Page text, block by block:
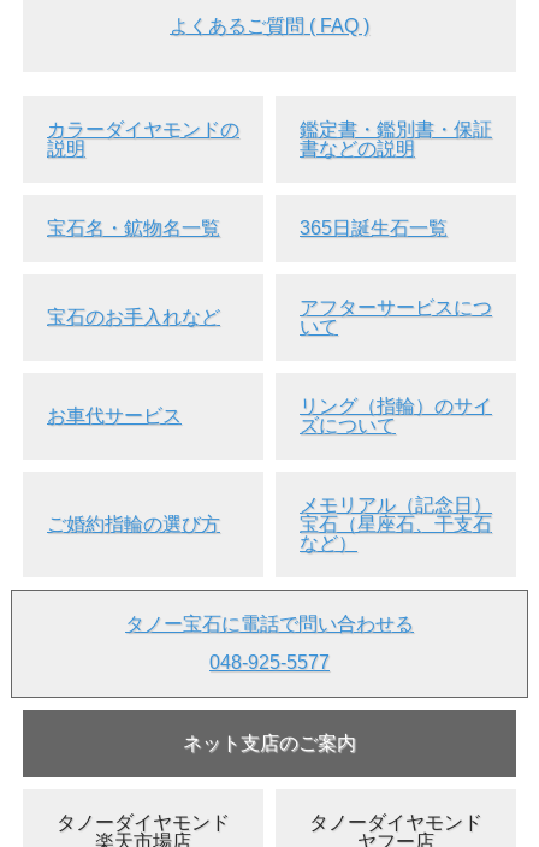
よくあるご質問 ( FAQ )
カラーダイヤモンドの
説明
鑑定書・鑑別書・保証
書などの説明
宝石名・鉱物名一覧 365日誕生石一覧
宝石のお手入れなど
アフターサービスにつ
いて
お車代サービス
リング（指輪）のサイ
ズについて
ご婚約指輪の選び方
メモリアル（記念日）
宝石（星座石、干支石
など）
タノー宝石に電話で問い合わせる
048-925-5577
ネット支店のご案内
タノーダイヤモンド
楽天市場店
タノーダイヤモンド
ヤフー店